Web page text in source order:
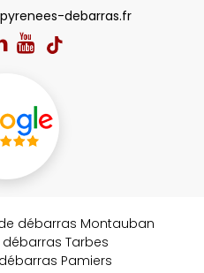
debarras.fr
débarras Montauban
débarras Tarbes
Pamiers